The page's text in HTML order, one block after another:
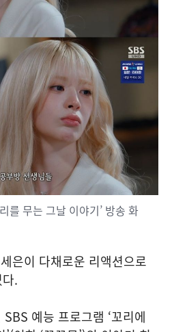
를 무는 그날 이야기’ 방송 화
은이 다채로운 리액션으로
.
예능 프로그램 ‘꼬리에